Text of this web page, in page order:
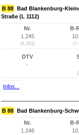
B 88 Bad Blankenburg-
Straße (L 1112)
Nr.
1.245
(8.283)
B-
DTV
-
Infos...
B 88 Bad Blankenburg-
Nr.
1.246
B-